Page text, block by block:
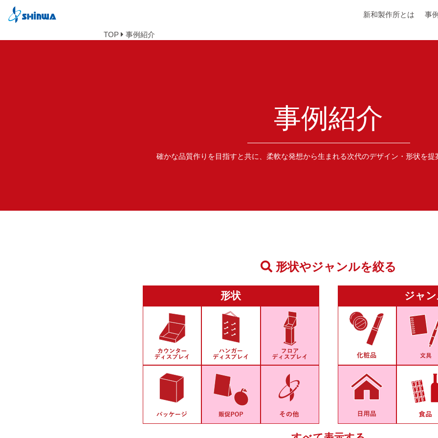
新和製作所とは 事
TOP 事例紹介
事例紹介
確かな品質作りを目指すと共に、柔軟な発想から生まれる次代のデザイン・形状を提
形状やジャンルを絞る
形状 ジャ